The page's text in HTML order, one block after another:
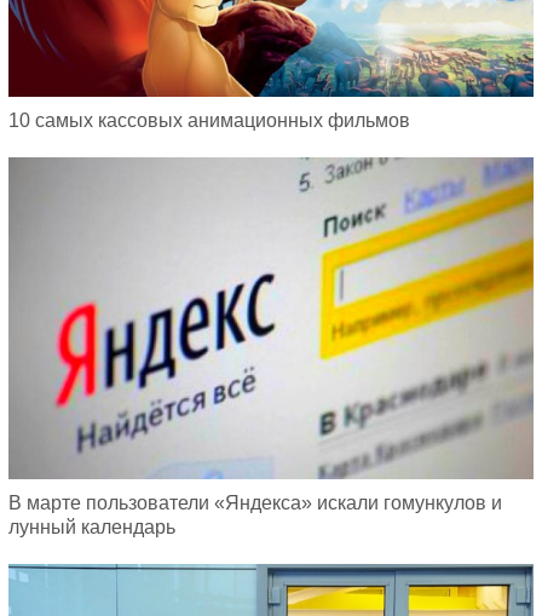
10 самых кассовых анимационных фильмов
В марте пользователи «Яндекса» искали гомункулов и
лунный календарь